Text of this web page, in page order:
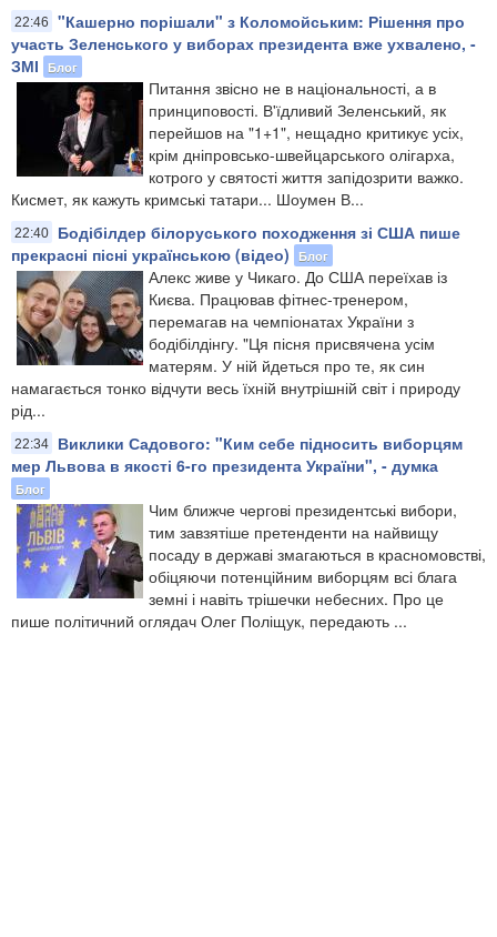
22:46
"Кашерно порішали" з Коломойським: Рішення про
участь Зеленського у виборах президента вже ухвалено, -
ЗМІ
Блог
Питання звісно не в національності, а в
принциповості. В'їдливий Зеленський, як
перейшов на "1+1", нещадно критикує усіх,
крім дніпровсько-швейцарського олігарха,
котрого у святості життя запідозрити важко.
Кисмет, як кажуть кримські татари... Шоумен В...
22:40
Бодібілдер білоруського походження зі США пише
прекрасні пісні українською (відео)
Блог
Алекс живе у Чикаго. До США переїхав із
Києва. Працював фітнес-тренером,
перемагав на чемпіонатах України з
бодібілдінгу. "Ця пісня присвячена усім
матерям. У ній йдеться про те, як син
намагається тонко відчути весь їхній внутрішній світ і природу
рід...
22:34
Виклики Садового: "Ким себе підносить виборцям
мер Львова в якості 6-го президента України", - думка
Блог
Чим ближче чергові президентські вибори,
тим завзятіше претенденти на найвищу
посаду в державі змагаються в красномовстві,
обіцяючи потенційним виборцям всі блага
земні і навіть трішечки небесних. Про це
пише політичний оглядач Олег Поліщук, передають ...